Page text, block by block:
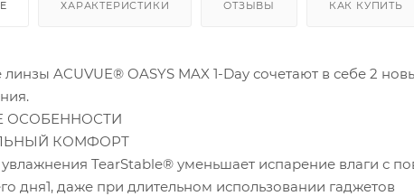
ХАРАКТЕРИСТИКИ ОТЗЫВЫ КАК КУПИТЬ
линзы ACUVUE® OASYS MAX 1-Day сочетают в себе
ОСОБЕННОСТИ
КОМФОРТ
TearStable® уменьшает испарение влаги с
дня1, даже при длительном использовании гаджетов